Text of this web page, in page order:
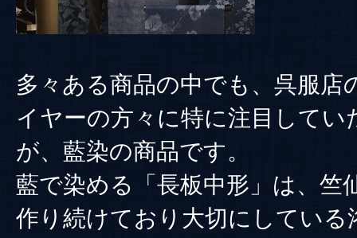
多々ある商品の中でも、呉服店
イヤーの方々に特に注目してい
が、藍染の商品です。
藍で染める「長板中形」は、竺
作り続けており大切にしている